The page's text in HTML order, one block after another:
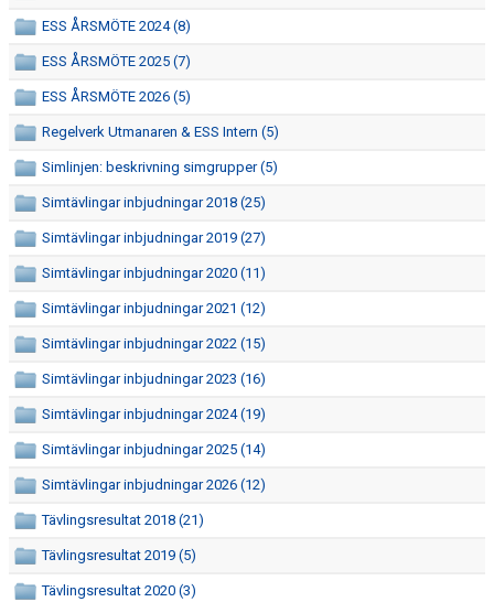
RESULTAT & REKORD
BILDGALLERI
DOKUMENT
ESS ÅRSMÖTE 2024 (8)
ESS ÅRSMÖTE 2025 (7)
ESS ÅRSMÖTE 2026 (5)
Regelverk Utmanaren & ESS Intern (5)
Simlinjen: beskrivning simgrupper (5)
Simtävlingar inbjudningar 2018 (25)
Simtävlingar inbjudningar 2019 (27)
Simtävlingar inbjudningar 2020 (11)
Simtävlingar inbjudningar 2021 (12)
Simtävlingar inbjudningar 2022 (15)
Simtävlingar inbjudningar 2023 (16)
Simtävlingar inbjudningar 2024 (19)
Simtävlingar inbjudningar 2025 (14)
Simtävlingar inbjudningar 2026 (12)
Tävlingsresultat 2018 (21)
Tävlingsresultat 2019 (5)
Tävlingsresultat 2020 (3)